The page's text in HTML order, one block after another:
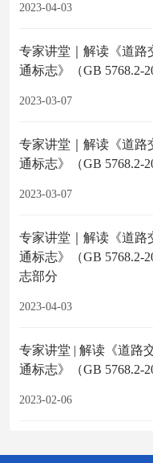
2023-04-03
专家讲堂｜解读《道路
通标志》（GB
2023-03-07
专家讲堂｜解读《道路
通标志》（GB
2023-03-07
专家讲堂｜解读《道路
通标志》（GB
志部分
2023-04-03
专家讲堂 | 解读《道路
通标志》（GB 5768.2-
2023-02-06